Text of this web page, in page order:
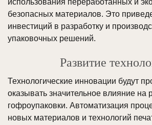
использования переработанных и
безопасных материалов. Это
инвестиций в разработку и
упаковочных решений.
Развитие
Технологические инновации будут
оказывать значительное влияние на
гофроупаковки. Автоматизация
новых материалов и технологий